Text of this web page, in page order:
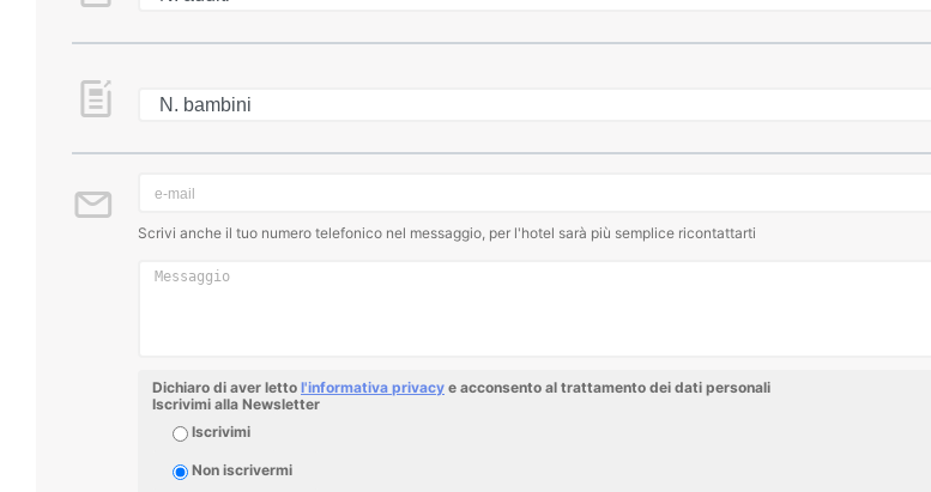
Scrivi anche il tuo numero telefonico nel messaggio, per l'hotel sarà più semplice ricontattarti
Dichiaro di aver letto l'informativa privacy e acconsento al trattamento dei dati personali
Iscrivimi alla Newsletter
Iscrivimi
Non iscrivermi